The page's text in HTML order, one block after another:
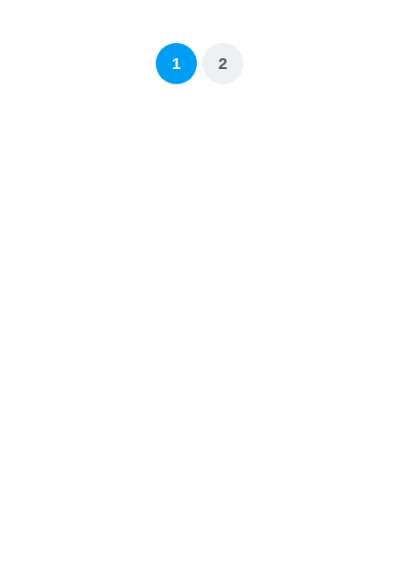
1 2